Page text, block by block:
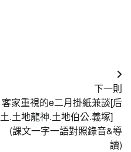
下一則
客家重視的e二月掛紙兼談[后
土.土地龍神.土地伯公.義塚]
(課文一字一語對照錄音&導
讀)